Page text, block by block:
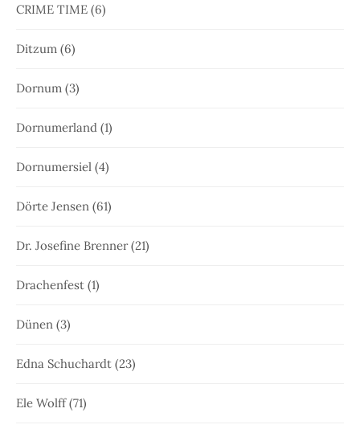
CRIME TIME (6)
Ditzum (6)
Dornum (3)
Dornumerland (1)
Dornumersiel (4)
Dörte Jensen (61)
Dr. Josefine Brenner(21)
Drachenfest (1)
Dünen (3)
Edna Schuchardt (23)
Ele Wolff(71)